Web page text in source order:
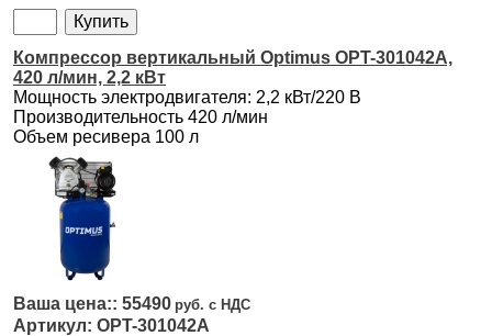
Компрессор вертикальный Optimus OPT-301042A,
420 л/мин, 2,2 кВт
Мощность электродвигателя: 2,2 кВт/220 В
Производительность 420 л/мин
Объем ресивера 100 л
55490
OPT-301042A